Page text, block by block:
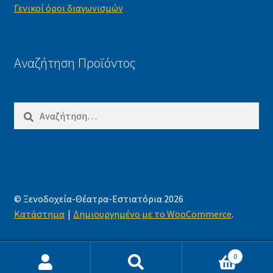
Γενικοί όροι διαγωνισμών
Αναζήτηση Προϊόντος
για:
© Ξενοδοχεία-Θέατρα-Εστιατόρια 2026
Κατάστημα
Δημιουργημένο με το WooCommerce.
Αναζήτηση
Αναζήτηση
0